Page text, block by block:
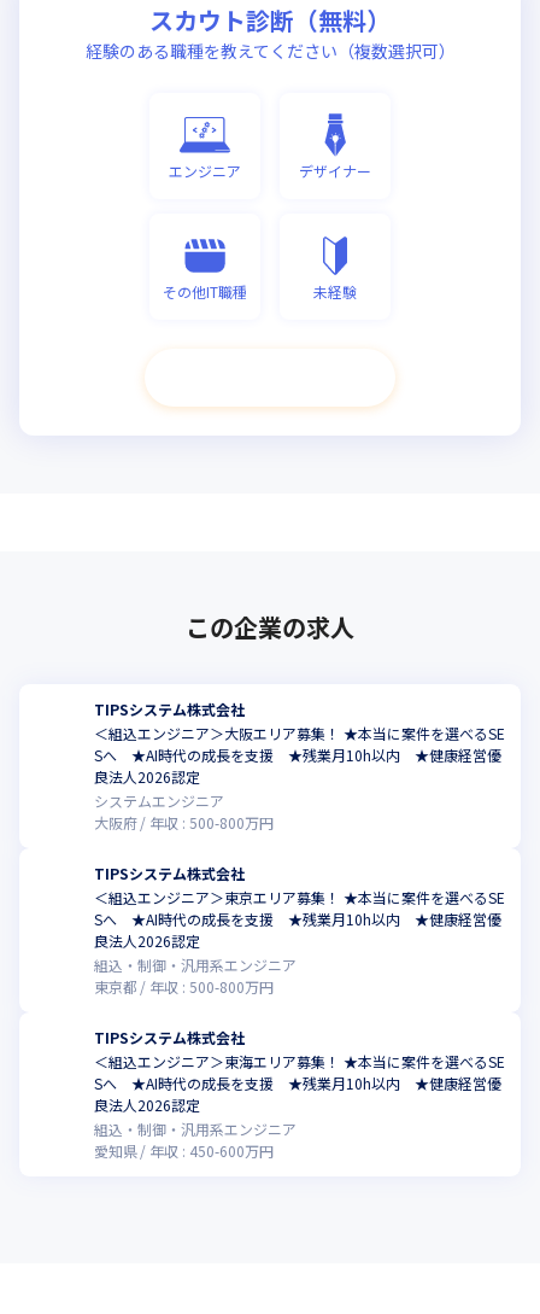
スカウト診断（無料）
経験のある職種を教えてください（複数選択可）
エンジニア デザイナー
その他IT職種 未経験
この企業の求人
TIPSシステム株式会社
＜組込エンジニア＞大阪エリア募集！ ★本当に案件を選べるSE
Sへ ★AI時代の成長を支援 ★残業月10h以内 ★健康経営優
良法人2026認定
システムエンジニア
大阪府
年収 : 500-800万円
TIPSシステム株式会社
＜組込エンジニア＞東京エリア募集！ ★本当に案件を選べるSE
Sへ ★AI時代の成長を支援 ★残業月10h以内 ★健康経営優
良法人2026認定
組込・制御・汎用系エンジニア
東京都
年収 : 500-800万円
TIPSシステム株式会社
＜組込エンジニア＞東海エリア募集！ ★本当に案件を選べるSE
Sへ ★AI時代の成長を支援 ★残業月10h以内 ★健康経営優
良法人2026認定
組込・制御・汎用系エンジニア
愛知県
年収 : 450-600万円